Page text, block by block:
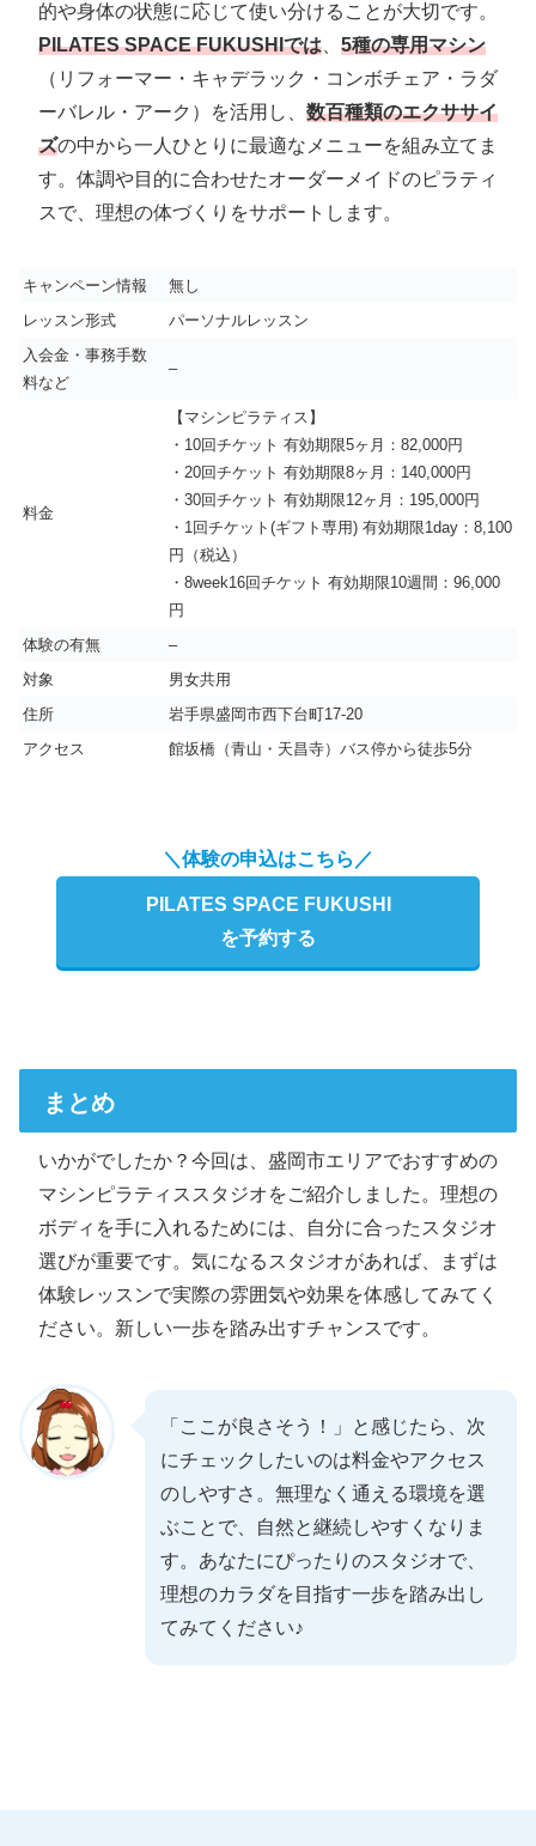
的や身体の状態に応じて使い分けることが大切です。
PILATES SPACE FUKUSHIでは
5種の専用マシン
（リフォーマー・キャデラック・コンボチェア・ラダ
ーバレル・アーク）を活用し、 数百種類のエクササイ
ズの中から一人ひとりに最適なメニューを組み立てま
す。体調や目的に合わせたオーダーメイドのピラティ
スで、理想の体づくりをサポートします。
キャンペーン情報
無し
レッスン形式
パーソナルレッスン
入会金・事務手数
料など
–
料金
【マシンピラティス】
・10回チケット 有効期限5ヶ月：82,000円
・20回チケット 有効期限8ヶ月：140,000円
・30回チケット 有効期限12ヶ月：195,000円
・1回チケット(ギフト専用) 有効期限1day：8,100
円（税込）
・8week16回チケット 有効期限10週間：96,000
円
体験の有無
–
対象
男女共用
住所
岩手県盛岡市西下台町17-20
アクセス
館坂橋（青山・天昌寺）バス停から徒歩5分
＼体験の申込はこちら／
PILATES SPACE FUKUSHI
を予約する
まとめ
いかがでしたか？今回は、盛岡市エリアでおすすめの
マシンピラティススタジオをご紹介しました。理想の
ボディを手に入れるためには、自分に合ったスタジオ
選びが重要です。気になるスタジオがあれば、まずは
体験レッスンで実際の雰囲気や効果を体感してみてく
ださい。新しい一歩を踏み出すチャンスです。
「ここが良さそう！」と感じたら、次
にチェックしたいのは料金やアクセス
のしやすさ。無理なく通える環境を選
ぶことで、自然と継続しやすくなりま
す。あなたにぴったりのスタジオで、
理想のカラダを目指す一歩を踏み出し
てみてください♪